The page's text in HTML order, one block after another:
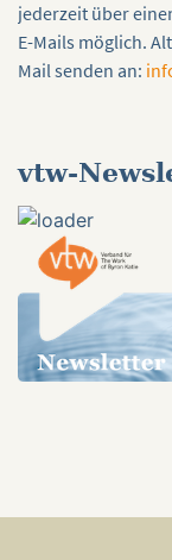
jederzeit über
E-Mails möglich.
Mail senden an:
vtw-